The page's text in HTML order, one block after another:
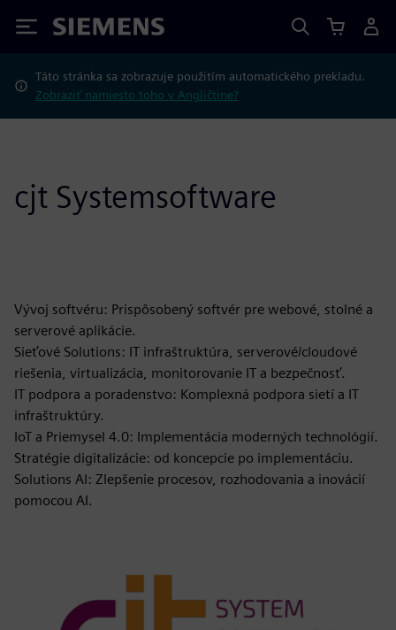
Siemens
Táto stránka sa zobrazuje použitím automatického prekladu.
Zobraziť namiesto toho v Angličtine?
cjt Systemsoftware
Vývoj softvéru: Prispôsobený softvér pre webové, stolné a
serverové aplikácie.
Sieťové Solutions: IT infraštruktúra, serverové/cloudové
riešenia, virtualizácia, monitorovanie IT a bezpečnosť.
IT podpora a poradenstvo: Komplexná podpora sietí a IT
infraštruktúry.
IoT a Priemysel 4.0: Implementácia moderných technológií.
Stratégie digitalizácie: od koncepcie po implementáciu.
Solutions AI: Zlepšenie procesov, rozhodovania a inovácií
pomocou AI.